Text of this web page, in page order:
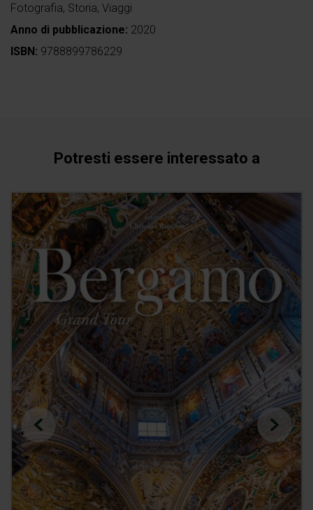
Fotografia, Storia, Viaggi
Anno di pubblicazione: 2020
ISBN: 9788899786229
Potresti essere interessato a